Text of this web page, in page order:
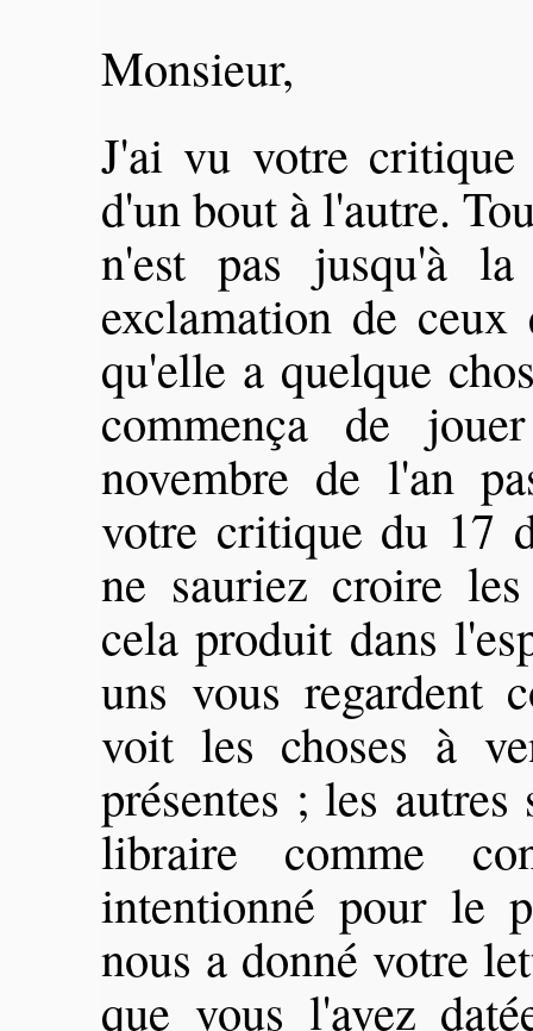
Monsieur,
J'ai vu votre
d'un bout à l'autre.
n'est pas jusqu'à
exclamation de
qu'elle a quelque
commença de
novembre de l'an
votre critique du 17
ne sauriez croire
cela produit dans
uns vous regardent
voit les choses à
présentes ; les
libraire comme
intentionné pour le
nous a donné votre
que vous l'avez